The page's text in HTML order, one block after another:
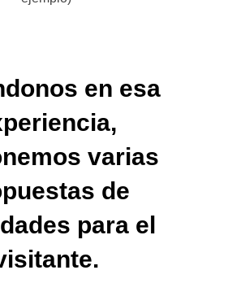
en esa
varias
de
para el